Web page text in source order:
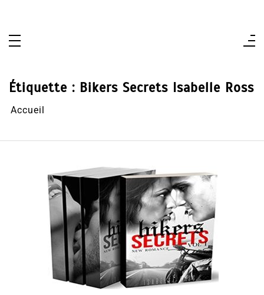
Étiquette : Bikers Secrets Isabelle Ross
Accueil